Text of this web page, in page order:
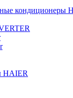
кондиционеры
HAIER